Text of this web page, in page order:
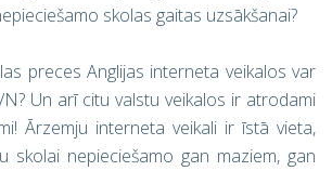
skolas gaitas uzsākšanai?
preces Anglijas interneta veikalos var
Un arī citu valstu veikalos ir atrodami
Ārzemju interneta veikali ir īstā vieta,
skolai nepieciešamo gan maziem, gan